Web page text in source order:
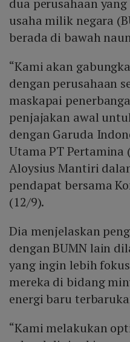
dua perusahaan
usaha milik negara
berada di bawah
“Kami akan
dengan perusahaan
maskapai
penjajakan awal
dengan Garuda
Utama PT Pertamina
Aloysius Mantiri
pendapat bersama
(12/9).
Dia menjelaskan
dengan BUMN lain
yang ingin lebih
mereka di bidang
energi baru
“Kami melakukan